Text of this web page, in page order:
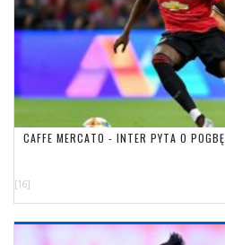
CAFFE MERCATO - INTER PYTA O POGBĘ
[16]